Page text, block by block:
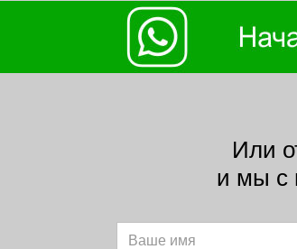
Или
и мы с